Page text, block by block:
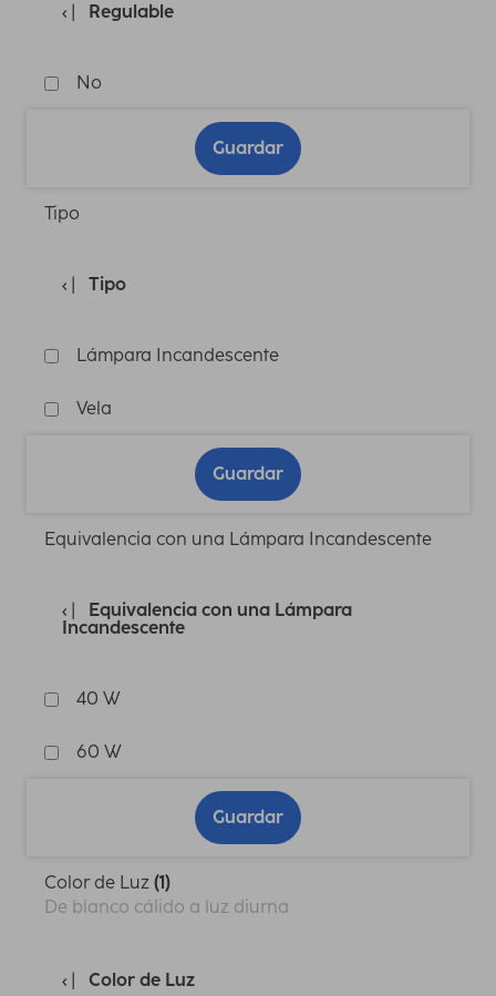
Regulable
No
Guardar
Tipo
Tipo
Lámpara Incandescente
Vela
Guardar
Equivalencia con una Lámpara Incandescente
Equivalencia con una Lámpara
Incandescente
40 W
60 W
Guardar
Color de Luz (1)
De blanco cálido a luz diurna
Color de Luz